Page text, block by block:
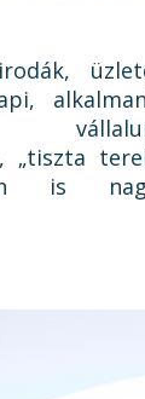
„tiszta
is